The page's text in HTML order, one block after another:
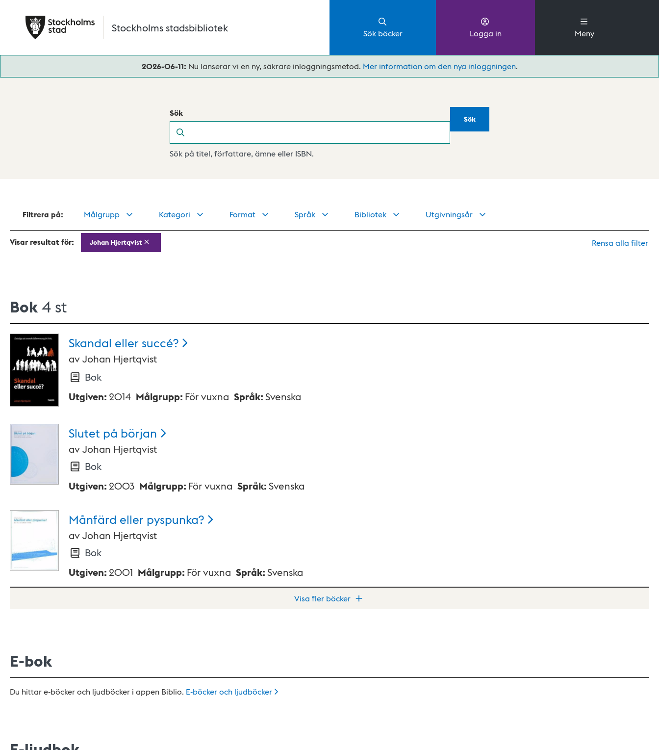
Stockholms stadsbibliotek Sök böcker Logga in Meny
2026-06-11: Nu lanserar vi en ny, säkrare inloggningsmetod. Mer information om den nya inloggningen.
Sök
Sök
Sök på titel, författare, ämne eller ISBN.
Filtrera på: Målgrupp Kategori Format Språk Bibliotek Utgivningsår
Visar resultat för: Johan Hjertqvist Rensa alla filter
Bok4 st
Skandal eller succé?
avJohan Hjertqvist
Bok
Utgiven: 2014 Målgrupp: För vuxna Språk:Svenska
Slutet på början
avJohan Hjertqvist
Bok
Utgiven: 2003 Målgrupp: För vuxna Språk:Svenska
Månfärd eller pyspunka?
avJohan Hjertqvist
Bok
Utgiven: 2001 Målgrupp: För vuxna Språk:Svenska
Visa fler böcker
E-bok
Du hittar e-böcker och ljudböcker i appen Biblio. E-böcker och ljudböcker